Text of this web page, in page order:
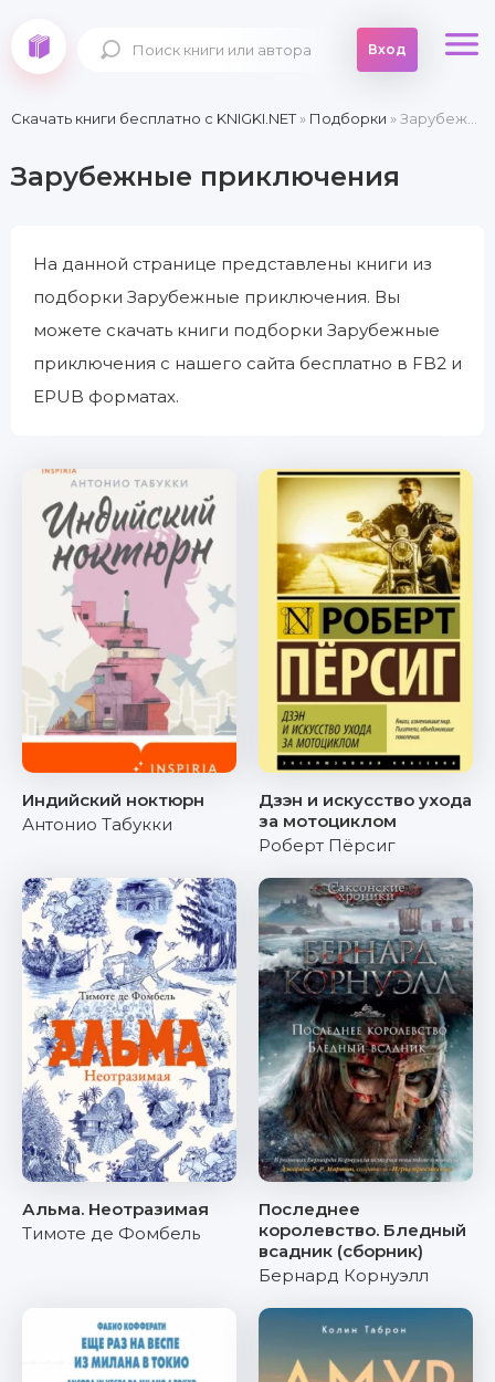
Вход
Скачать книги бесплатно c KNIGKI.NET» Подборки » Зарубежные приключения
Зарубежные приключения
На данной странице представлены книги из
подборки Зарубежные приключения. Вы
можете скачать книги подборки Зарубежные
приключения с нашего сайта бесплатно в FB2 и
EPUB форматах.
Индийский ноктюрн
Антонио Табукки
Дзэн и искусство ухода
за мотоциклом
Роберт Пёрсиг
Альма. Неотразимая
Тимоте де Фомбель
Последнее
королевство. Бледный
всадник (сборник)
Бернард Корнуэлл